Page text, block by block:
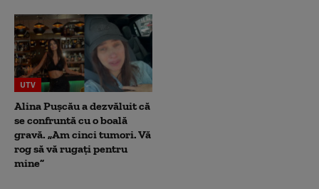
UTV
Alina Pușcău a dezvăluit că
se confruntă cu o boală
gravă. „Am cinci tumori. Vă
rog să vă rugați pentru
mine”